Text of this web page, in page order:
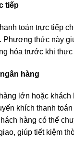
tiếp
toán trực tiếp
Phương thức này
hóa trước khi thực
hàng
lớn hoặc khách
khích thanh
hàng có thể
giúp tiết kiệm